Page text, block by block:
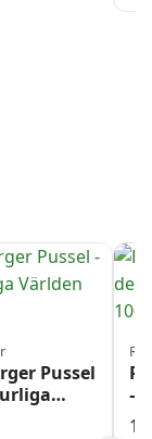
Pussel
Bitar
–